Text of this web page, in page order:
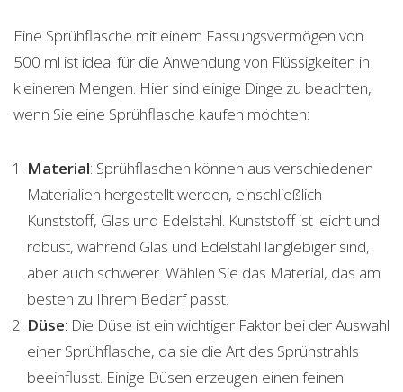
Eine Sprühflasche mit einem Fassungsvermögen von
500 ml ist ideal für die Anwendung von Flüssigkeiten in
kleineren Mengen. Hier sind einige Dinge zu beachten,
wenn Sie eine Sprühflasche kaufen möchten:
Material: Sprühflaschen können aus verschiedenen
Materialien hergestellt werden, einschließlich
Kunststoff, Glas und Edelstahl. Kunststoff ist leicht und
robust, während Glas und Edelstahl langlebiger sind,
aber auch schwerer. Wählen Sie das Material, das am
besten zu Ihrem Bedarf passt.
Düse: Die Düse ist ein wichtiger Faktor bei der Auswahl
einer Sprühflasche, da sie die Art des Sprühstrahls
beeinflusst. Einige Düsen erzeugen einen feinen